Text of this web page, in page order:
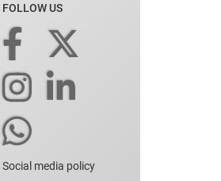
FOLLOW US
Social media policy